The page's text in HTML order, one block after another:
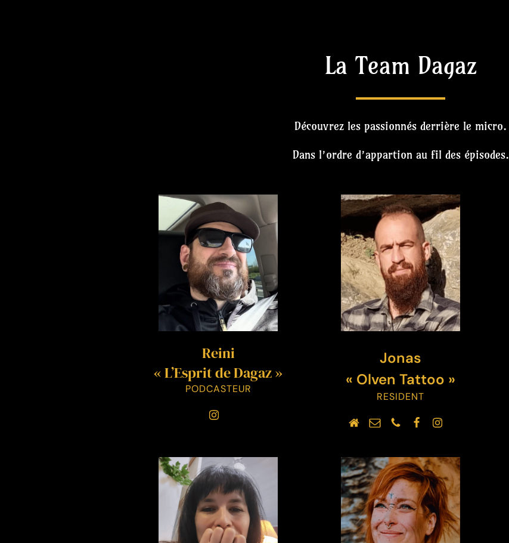
La Team Dagaz
Découvrez les passionnés derrière le micro.
Dans l’ordre d’appartion au fil des épisodes.
Reini
« L’Esprit de Dagaz »
PODCASTEUR
Jonas
« Olven Tattoo »
RESIDENT